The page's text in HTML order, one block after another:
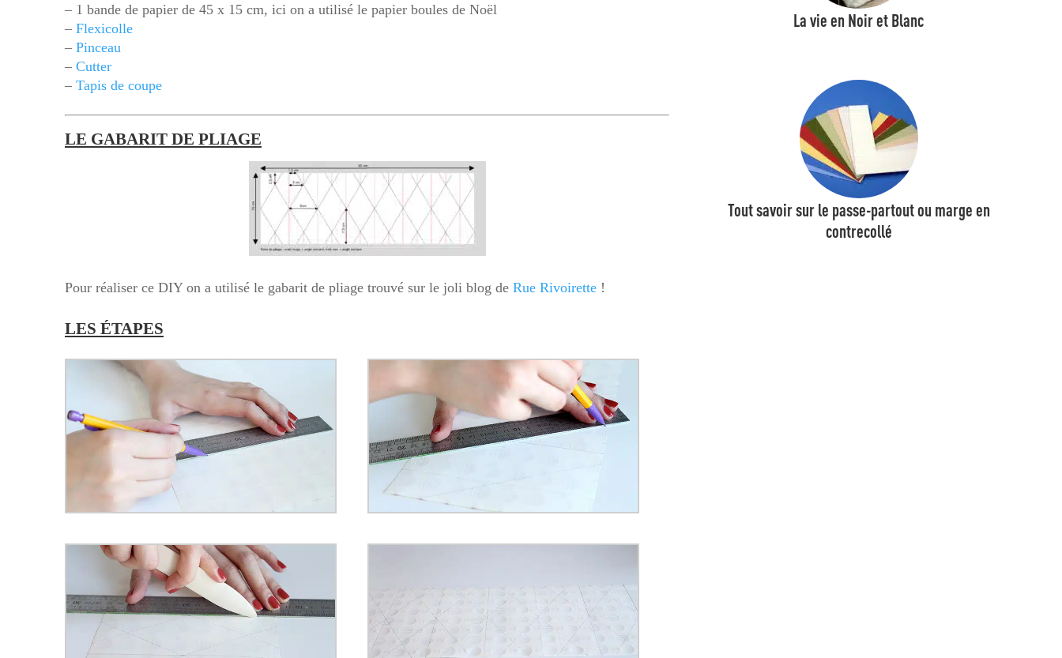
– 1 bande de papier de 45 x 15 cm, ici on a utilisé le papier boules de Noël
– Flexicolle
– Pinceau
– Cutter
– Tapis de coupe
LE GABARIT DE PLIAGE
Pour réaliser ce DIY on a utilisé le gabarit de pliage trouvé sur le joli blog de Rue Rivoirette !
LES ÉTAPES
La vie en Noir et Blanc
Tout savoir sur le passe-partout ou marge en
contrecollé